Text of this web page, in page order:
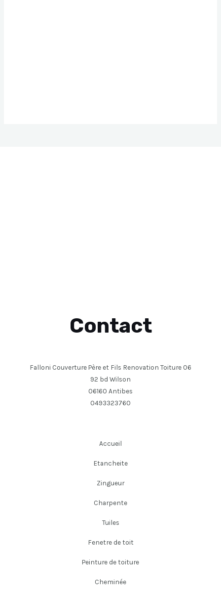
Contact
Falloni Couverture Père et Fils Renovation Toiture 06
92 bd Wilson
06160 Antibes
0493323760
Accueil
Etancheite
Zingueur
Charpente
Tuiles
Fenetre de toit
Peinture de toiture
Cheminée